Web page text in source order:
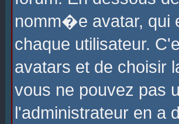
nomm�e avatar,
chaque utilisateur.
avatars et de choisir
vous ne pouvez pas
l'administrateur en a